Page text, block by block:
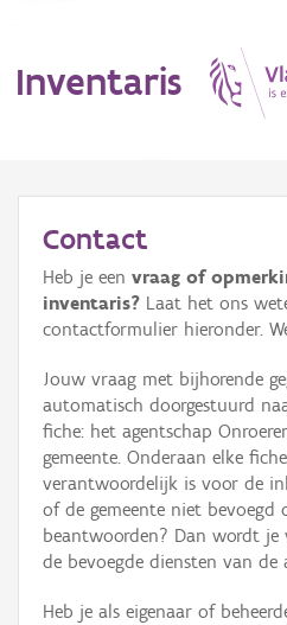
Inventaris
Erfgoedobject
Aanduidingsobject
Waarneming
Thema
Gebeurtenis
Persoon of collectief
Contact
Heb je een vraag of
inventaris? Laat het ons
contactformulier hieronder.
Jouw vraag met bijhorende
automatisch doorgestuurd
fiche: het agentschap
gemeente. Onderaan elke
verantwoordelijk is voor de
of de gemeente niet bevoegd
beantwoorden? Dan wordt je
de bevoegde diensten van de
Heb je als eigenaar of